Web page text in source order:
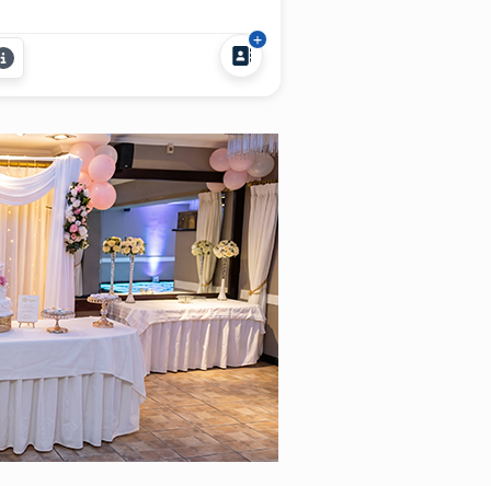
para eventos, ideal para
casamientos,
y eventos
de escenario y un estilo
el Tío...